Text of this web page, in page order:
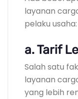
layanan
pelaku usaha:
a. Tarif
Salah satu
layanan
yang lebih